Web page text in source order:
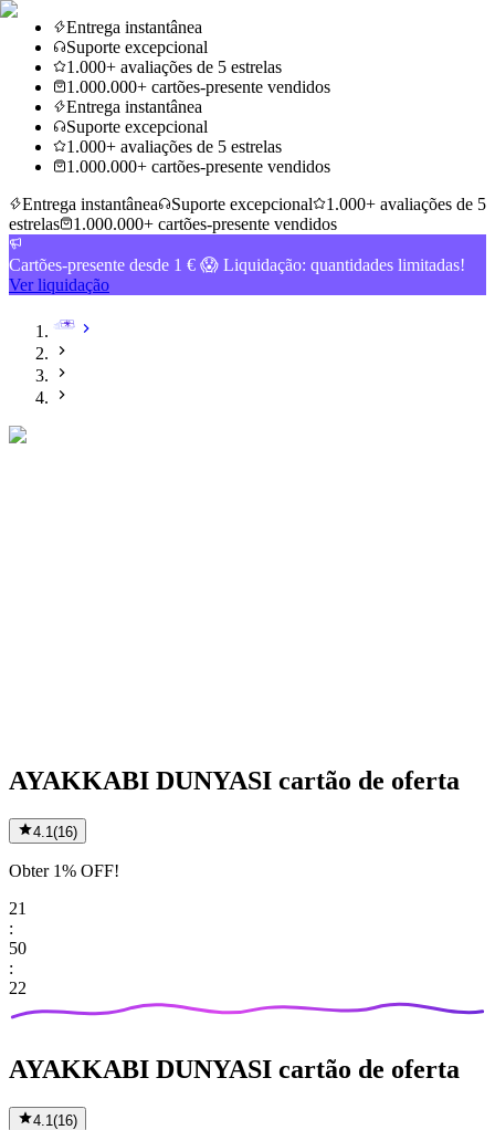
Entrega instantânea
Suporte excepcional
1.000+ avaliações de 5 estrelas
1.000.000+ cartões-presente vendidos
Entrega instantânea
Suporte excepcional
1.000+ avaliações de 5 estrelas
1.000.000+ cartões-presente vendidos
Entrega instantânea
Suporte excepcional
1.000+ avaliações de 5
estrelas
1.000.000+ cartões-presente vendidos
Cartões-presente desde 1 € 😱 Liquidação: quantidades limitadas!
Ver liquidação
AYAKKABI DUNYASI cartão de oferta
4.1 (16)
Obter 1% OFF!
21
:
50
:
22
AYAKKABI DUNYASI cartão de oferta
4.1(16)